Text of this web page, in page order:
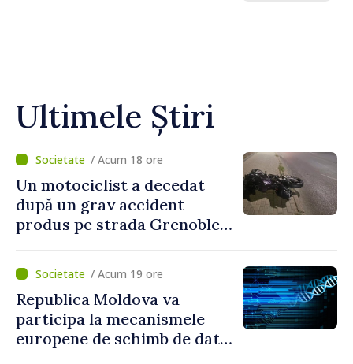
Ultimele Știri
/ Acum 18 ore
Un motociclist a decedat
după un grav accident
produs pe strada Grenoble
/ Acum 19 ore
Republica Moldova va
participa la mecanismele
europene de schimb de date